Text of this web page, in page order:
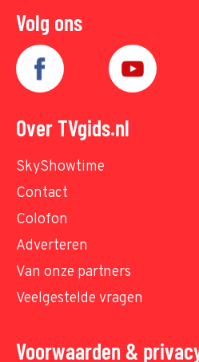
Volg ons
Over TVgids.nl
SkyShowtime
Contact
Colofon
Adverteren
Van onze partners
Veelgestelde vragen
Voorwaarden &